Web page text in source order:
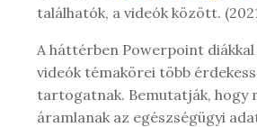
találhatók, a videók között.
A háttérben Powerpoint
videók témakörei több
tartogatnak. Bemutatják, hogy
áramlanak az egészségügyi